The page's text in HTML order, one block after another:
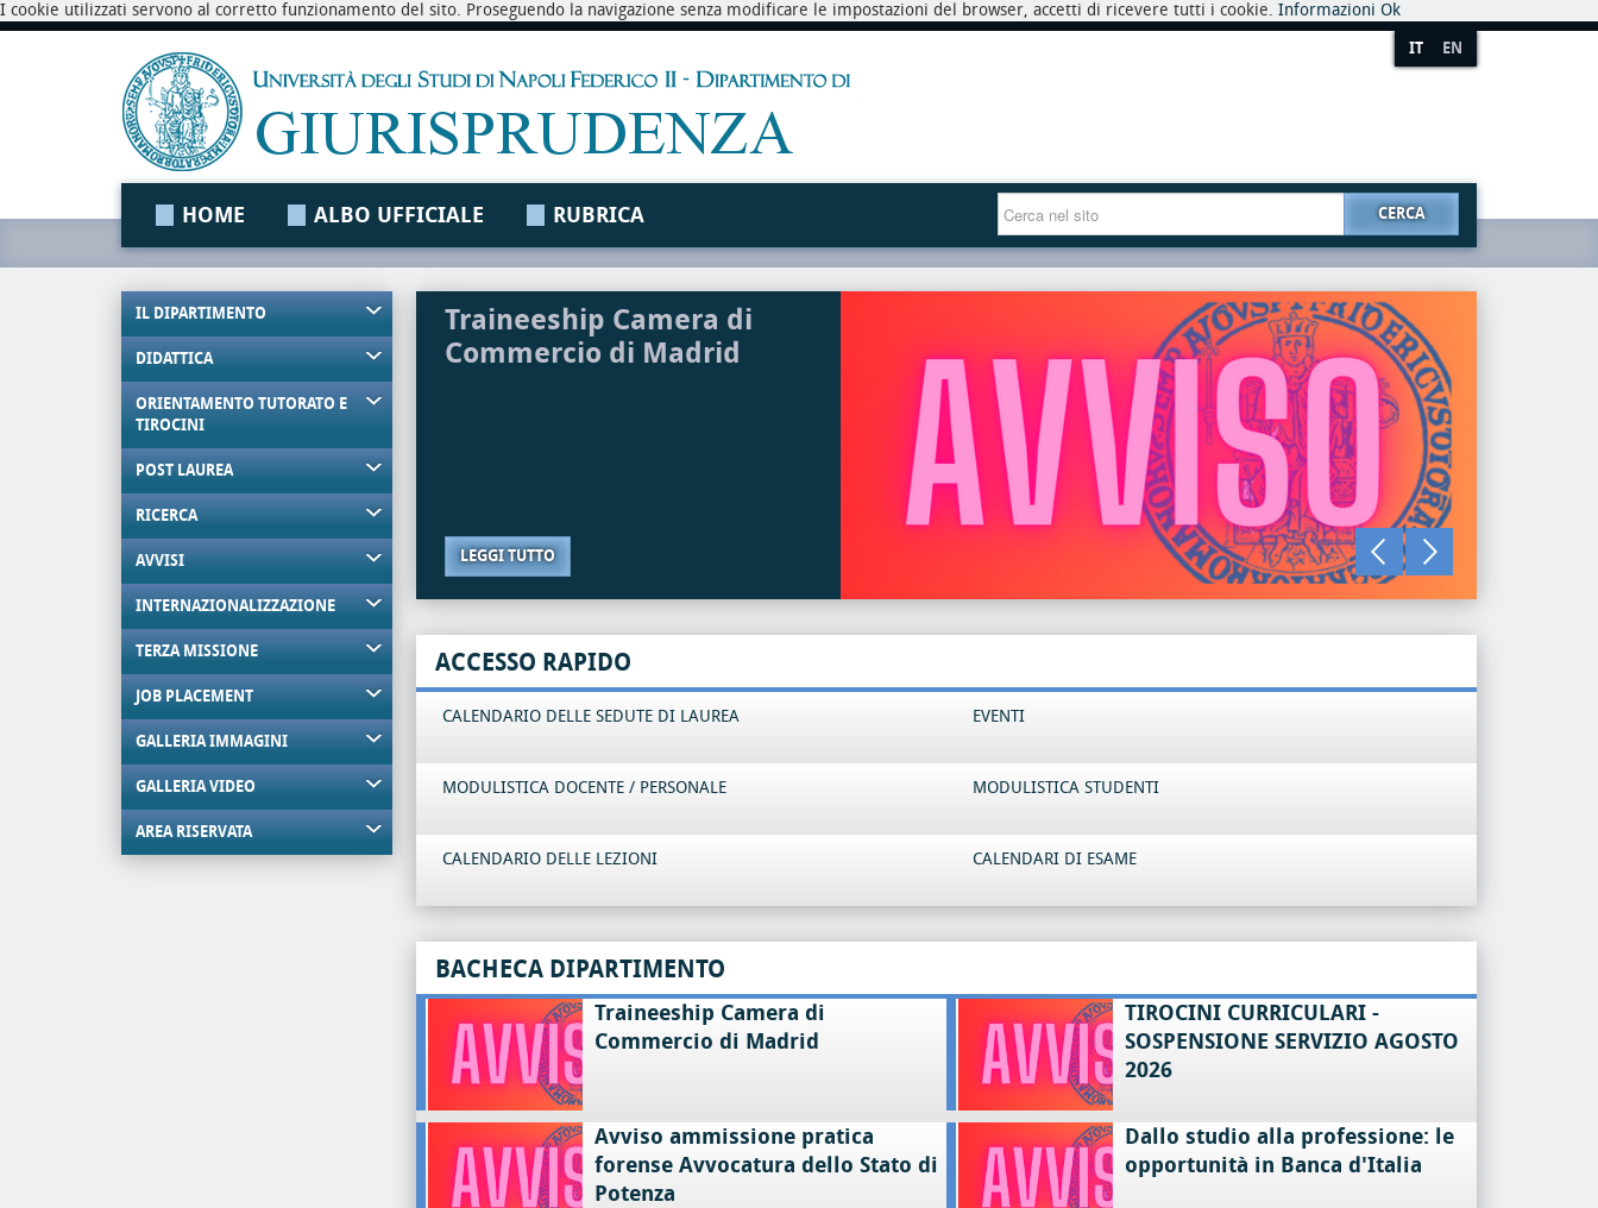
I cookie utilizzati servono al corretto funzionamento del sito. Proseguendo la navigazione senza modificare le impostazioni del browser, accetti di ricevere tutti i cookie. Informazioni Ok
IT EN
HOME ALBO UFFICIALE RUBRICA CERCA
IL DIPARTIMENTO
DIDATTICA
ORIENTAMENTO TUTORATO E
TIROCINI
POST LAUREA
RICERCA
AVVISI
INTERNAZIONALIZZAZIONE
TERZA MISSIONE
JOB PLACEMENT
GALLERIA IMMAGINI
GALLERIA VIDEO
AREA RISERVATA
Traineeship Camera di
Commercio di Madrid
LEGGI TUTTO
ACCESSO RAPIDO
CALENDARIO DELLE SEDUTE DI LAUREA EVENTI
MODULISTICA DOCENTE / PERSONALE MODULISTICA STUDENTI
CALENDARIO DELLE LEZIONI CALENDARI DI ESAME
BACHECA DIPARTIMENTO
Traineeship Camera di
Commercio di Madrid
TIROCINI CURRICULARI -
SOSPENSIONE SERVIZIO AGOSTO
2026
Avviso ammissione pratica
forense Avvocatura dello Stato di
Potenza
Dallo studio alla professione: le
opportunità in Banca d'Italia